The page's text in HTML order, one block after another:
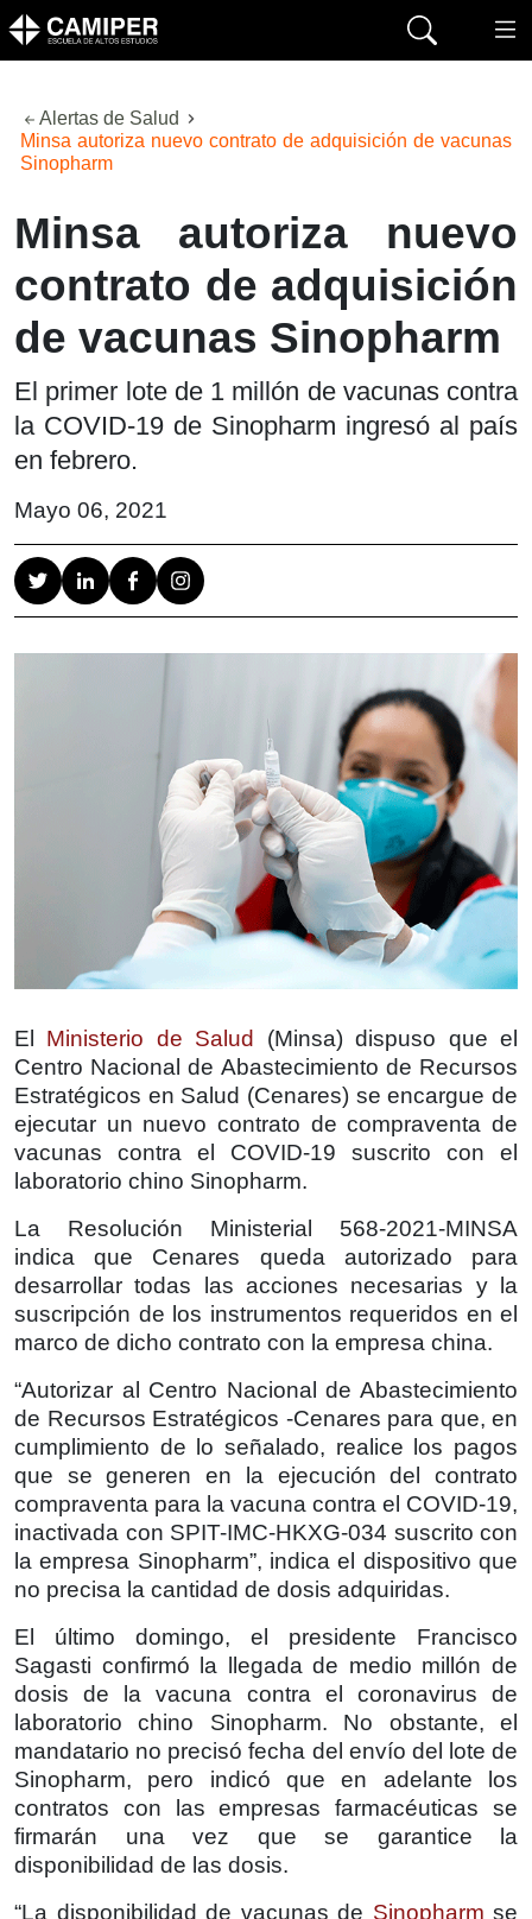
Alertas de Salud
Minsa autoriza nuevo contrato de adquisición de vacunas
Sinopharm
Minsa autoriza nuevo
contrato de adquisición
de vacunas Sinopharm
El primer lote de 1 millón de vacunas contra
la COVID-19 de Sinopharm ingresó al país
en febrero.
Mayo 06, 2021
El Ministerio de Salud
(Minsa) dispuso que el
Centro Nacional de Abastecimiento de Recursos
Estratégicos en Salud (Cenares) se encargue de
ejecutar un nuevo contrato de compraventa de
vacunas contra el COVID-19 suscrito con el
laboratorio chino Sinopharm.
La Resolución Ministerial 568-2021-MINSA
indica que Cenares queda autorizado para
desarrollar todas las acciones necesarias y la
suscripción de los instrumentos requeridos en el
marco de dicho contrato con la empresa china.
“Autorizar al Centro Nacional de Abastecimiento
de Recursos Estratégicos -Cenares para que, en
cumplimiento de lo señalado, realice los pagos
que se generen en la ejecución del contrato
compraventa para la vacuna contra el COVID-19,
inactivada con SPIT-IMC-HKXG-034 suscrito con
la empresa Sinopharm”, indica el dispositivo que
no precisa la cantidad de dosis adquiridas.
El último domingo, el presidente Francisco
Sagasti confirmó la llegada de medio millón de
dosis de la vacuna contra el coronavirus de
laboratorio chino Sinopharm. No obstante, el
mandatario no precisó fecha del envío del lote de
Sinopharm, pero indicó que en adelante los
contratos con las empresas farmacéuticas se
firmarán una vez que se garantice la
disponibilidad de las dosis.
“La disponibilidad de vacunas de Sinopharm se